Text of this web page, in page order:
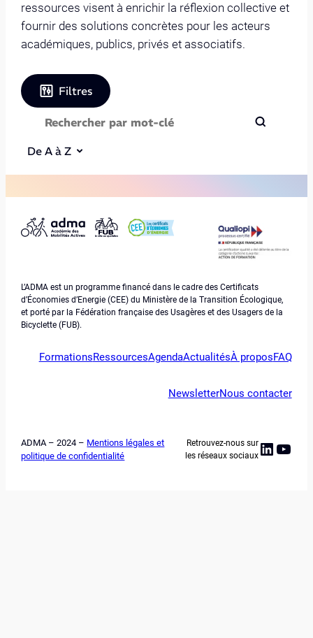
ressources visent à enrichir la réflexion collective et
fournir des solutions concrètes pour les acteurs
académiques, publics, privés et associatifs.
Filtres
De A à Z
L’ADMA est un programme financé dans le cadre des Certificats
d’Économies d’Energie (CEE) du Ministère de la Transition Écologique,
et porté par la Fédération française des Usagères et des Usagers de la
Bicyclette (FUB).
FormationsRessourcesAgendaActualitésÀ proposFAQ
NewsletterNous contacter
ADMA – 2024 – Mentions légales et
politique de confidentialité
Retrouvez-nous sur
les réseaux sociaux